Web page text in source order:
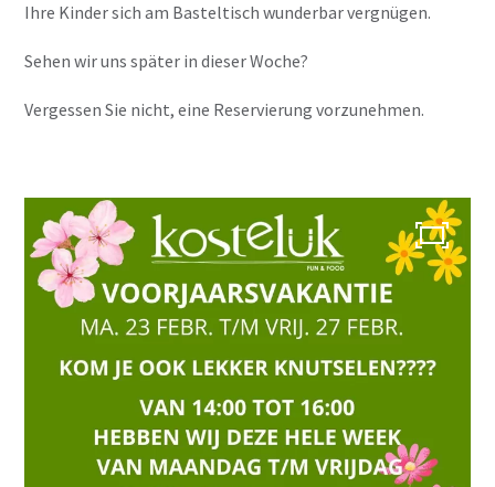
Speisekarte
Mittagessen
Sprudeln
Abendessen
Kindermenü
High Tea / High Wine
Familientreffen
Mutterschaftsfeier
Geburtstag
Hochzeit
Ihre Kinder sich am Basteltisch wunderbar vergnügen.
Sehen wir uns später in dieser Woche?
Vergessen Sie nicht, eine Reservierung vorzunehmen.